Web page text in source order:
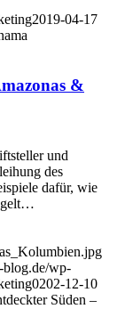
2019-04-17
&
und
des
dafür, wie
blog.de/wp-
0202-12-10
Süden –